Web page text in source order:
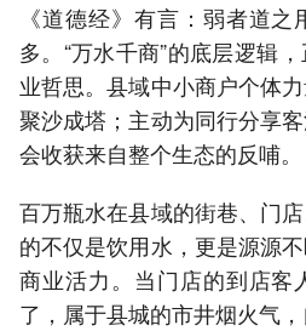
《道德经》有言：弱者道
多。“万水千商”的底层逻辑
业哲思。县域中小商户个体
聚沙成塔；主动为同行分享
会收获来自整个生态的反哺。
百万瓶水在县域的街巷、门
的不仅是饮用水，更是源源
商业活力。当门店的到店客
了，属于县城的市井烟火气，